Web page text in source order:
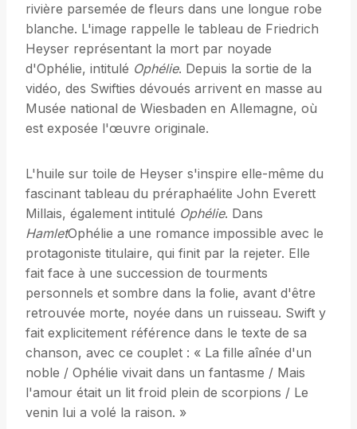
rivière parsemée de fleurs dans une longue robe
blanche. L'image rappelle le tableau de Friedrich
Heyser représentant la mort par noyade
d'Ophélie, intitulé Ophélie. Depuis la sortie de la
vidéo, des Swifties dévoués arrivent en masse au
Musée national de Wiesbaden en Allemagne, où
est exposée l'œuvre originale.
L'huile sur toile de Heyser s'inspire elle-même du
fascinant tableau du préraphaélite John Everett
Millais, également intitulé Ophélie. Dans
HamletOphélie a une romance impossible avec le
protagoniste titulaire, qui finit par la rejeter. Elle
fait face à une succession de tourments
personnels et sombre dans la folie, avant d'être
retrouvée morte, noyée dans un ruisseau. Swift y
fait explicitement référence dans le texte de sa
chanson, avec ce couplet : « La fille aînée d'un
noble / Ophélie vivait dans un fantasme / Mais
l'amour était un lit froid plein de scorpions / Le
venin lui a volé la raison. »